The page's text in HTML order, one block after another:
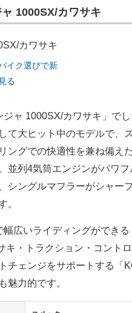
1000SX/カワサキ
イク選びで新
る
ャ 1000SX/カワサキ」でし
て大ヒット中のモデルで、
ングでの快適性を兼ね備え
並列4気筒エンジンがパワフ
シングルマフラーがシャー
。
広いライディングができる
キ・トラクション・コントロ
チェンジをサポートする「
魅力的です。